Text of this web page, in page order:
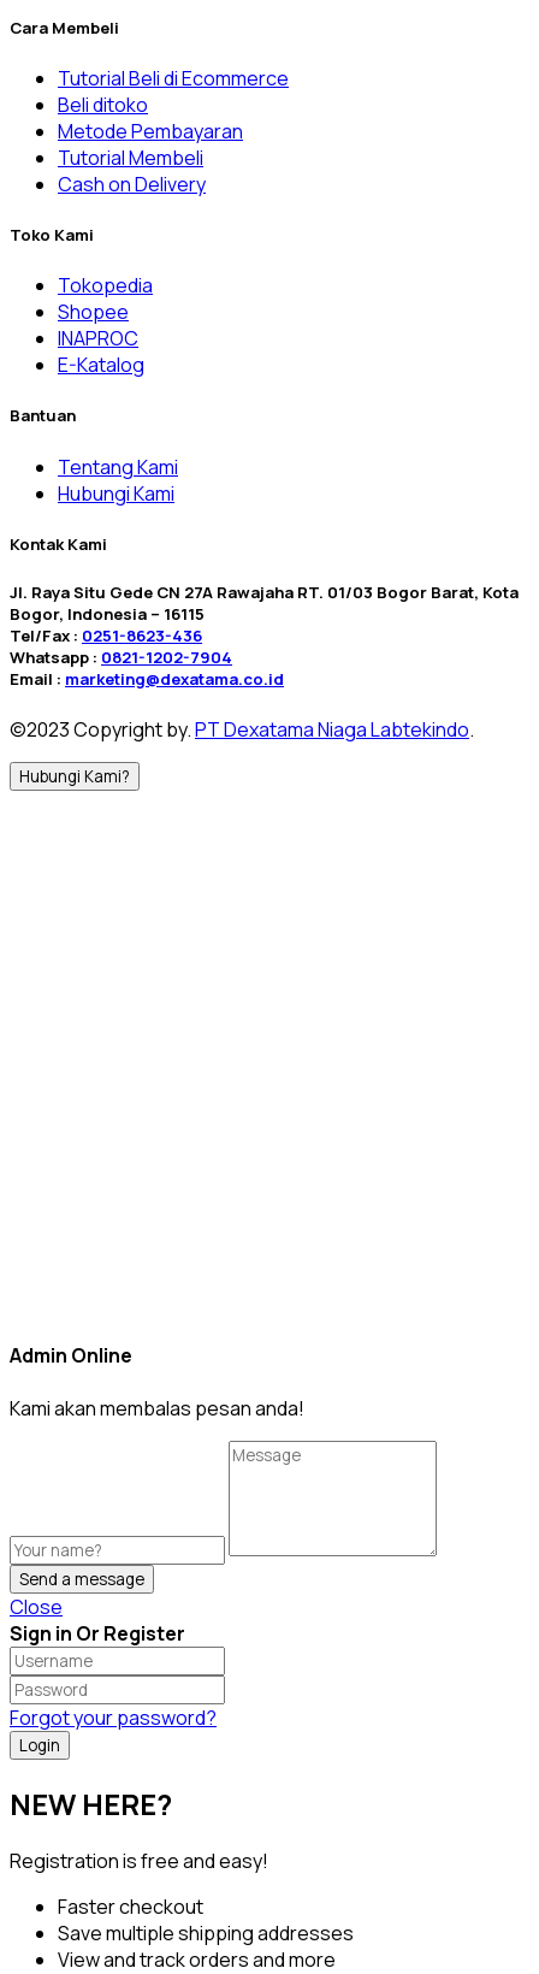
Cara Membeli
Tutorial Beli di Ecommerce
Beli ditoko
Metode Pembayaran
Tutorial Membeli
Cash on Delivery
Toko Kami
Tokopedia
Shopee
INAPROC
E-Katalog
Bantuan
Tentang Kami
Hubungi Kami
Kontak Kami
Jl. Raya Situ Gede CN 27A Rawajaha RT. 01/03 Bogor Barat, Kota
Bogor, Indonesia – 16115
Tel/Fax : 0251-8623-436
Whatsapp : 0821-1202-7904
Email : marketing@dexatama.co.id
©2023 Copyright by.PT Dexatama Niaga Labtekindo.
Hubungi Kami?
Admin Online
Kami akan membalas pesan anda!
Send a message
Close
Sign in Or Register
Forgot your password?
NEW HERE?
Registration is free and easy!
Faster checkout
Save multiple shipping addresses
View and track orders and more